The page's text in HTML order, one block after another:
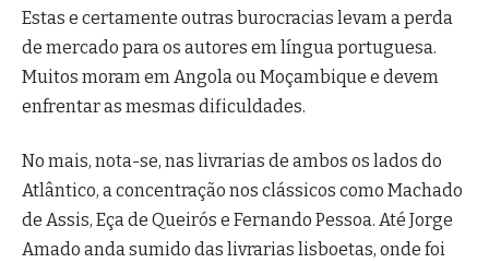
Estas e certamente outras burocracias levam a perda
de mercado para os autores em língua portuguesa.
Muitos moram em Angola ou Moçambique e devem
enfrentar as mesmas dificuldades.
No mais, nota-se, nas livrarias de ambos os lados do
Atlântico, a concentração nos clássicos como Machado
de Assis, Eça de Queirós e Fernando Pessoa. Até Jorge
Amado anda sumido das livrarias lisboetas, onde foi